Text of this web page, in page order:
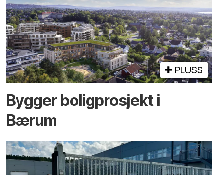
PLUSS
Bygger bolig­prosjekt i
Bærum